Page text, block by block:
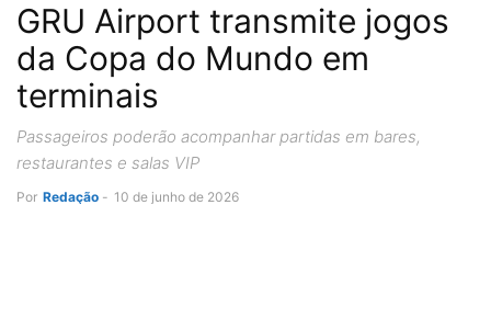
GRU Airport transmite jogos
da Copa do Mundo em
terminais
Passageiros poderão acompanhar partidas em bares,
restaurantes e salas VIP
Por Redação - 10 de junho de 2026